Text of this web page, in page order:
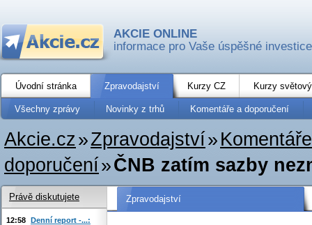
AKCIE ONLINE
informace pro Vaše úspěšné investice
Úvodní stránka Zpravodajství Kurzy CZ Kurzy
Všechny zprávy Novinky z trhů Komentáře a doporučení
Akcie.cz»Zpravodajství»
doporučení»ČNB zatím sazby
Zpravodajství
Právě diskutujete
12:58 Denní report -...: